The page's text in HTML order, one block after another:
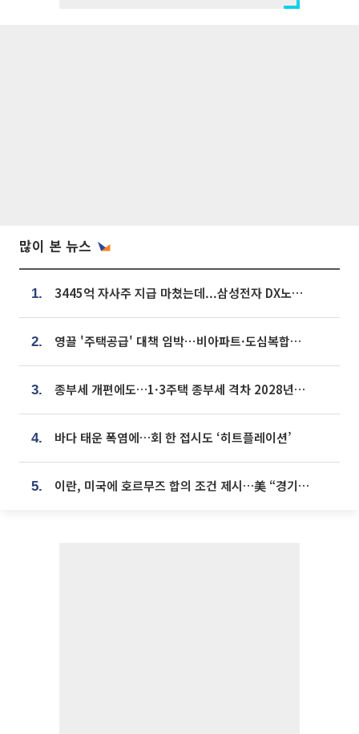
많이 본 뉴스
1. 3445억 자사주 지급 마쳤는데...삼성전자 DX노조, 뒤늦은 '떼쓰기 집회'
2. 영끌 '주택공급' 대책 임박⋯비아파트·도심복합까지 총동원
3. 종부세 개편에도…1·3주택 종부세 격차 2028년부터 확대
4. 바다 태운 폭염에…회 한 접시도 ‘히트플레이션’
5. 이란, 미국에 호르무즈 합의 조건 제시…美 “경기 아직 안 끝나” [종합]